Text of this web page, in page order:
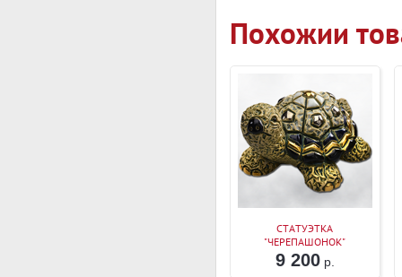
Похожии
СТАТУЭТКА
"ЧЕРЕПАШОНОК"
9 200 р.